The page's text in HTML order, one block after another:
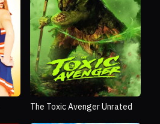
The Toxic Avenger Unrated